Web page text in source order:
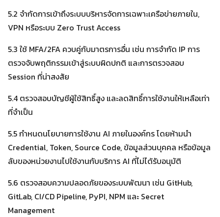
5.2 จำกัดการเข้าถึงระบบบริหารจัดการเฉพาะเครือข่ายภายใน,
VPN หรือระบบ Zero Trust Access
5.3 ใช้ MFA/2FA ควบคู่กับมาตรการอื่น เช่น การจำกัด IP การ
ตรวจจับพฤติกรรมเข้าสู่ระบบผิดปกติ และการตรวจสอบ
Session ที่น่าสงสัย
5.4 ตรวจสอบบัญชีผู้ใช้สิทธิ์สูง และลดสิทธิ์การใช้งานให้เหลือเท่า
ที่จำเป็น
5.5 กำหนดนโยบายการใช้งาน AI ภายในองค์กร โดยห้ามนำ
Credential, Token, Source Code, ข้อมูลส่วนบุคคล หรือข้อมูล
ลับของหน่วยงานไปใช้งานกับบริการ AI ที่ไม่ได้รับอนุมัติ
5.6 ตรวจสอบความปลอดภัยของระบบพัฒนา เช่น GitHub,
GitLab, CI/CD Pipeline, PyPI, NPM และ Secret
Management